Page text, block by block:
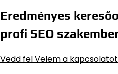
Eredményes
profi SEO
Vedd fel Velem a kapcsolatot